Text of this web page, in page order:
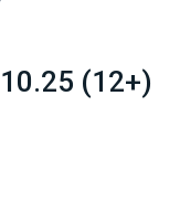
(12+)